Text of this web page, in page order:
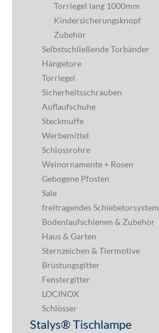
Torriegel lang 1000mm
Kindersicherungsknopf
Zubehör
Selbstschließende Torbänder
Hängetore
Torriegel
Sicherheitsschrauben
Auflaufschuhe
Steckmuffe
Werbemittel
Schlossrohre
Weinornamente + Rosen
Gebogene Pfosten
Sale
freitragendes Schiebetorsystem
Bodenlaufschienen & Zubehör
Haus & Garten
Sternzeichen & Tiermotive
Brüstungsgitter
Fenstergitter
LOCINOX
Schlösser
Stalys® Tischlampe